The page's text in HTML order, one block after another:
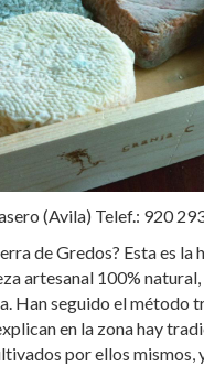
(Avila) Telef.: 920
de Gredos? Esta es
artesanal 100%
Han seguido el método
en la zona hay
por ellos